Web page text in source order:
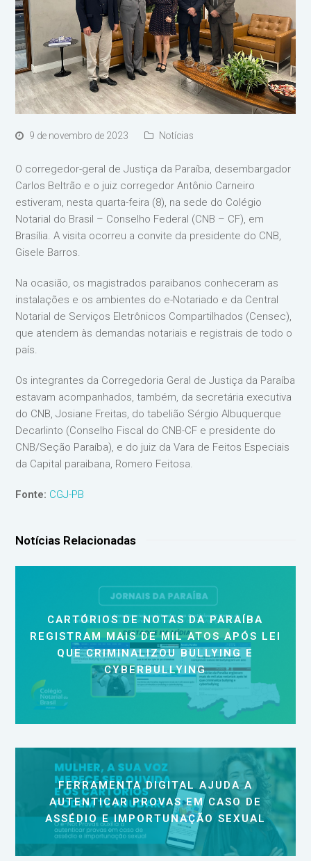
9 de novembro de 2023 Notícias
O corregedor-geral de Justiça da Paraíba, desembargador
Carlos Beltrão e o juiz corregedor Antônio Carneiro
estiveram, nesta quarta-feira (8), na sede do Colégio
Notarial do Brasil – Conselho Federal (CNB – CF), em
Brasília. A visita ocorreu a convite da presidente do CNB,
Gisele Barros.
Na ocasião, os magistrados paraibanos conheceram as
instalações e os ambientes do e-Notariado e da Central
Notarial de Serviços Eletrônicos Compartilhados (Censec),
que atendem às demandas notariais e registrais de todo o
país.
Os integrantes da Corregedoria Geral de Justiça da Paraíba
estavam acompanhados, também, da secretária executiva
do CNB, Josiane Freitas, do tabelião Sérgio Albuquerque
Decarlinto (Conselho Fiscal do CNB-CF e presidente do
CNB/Seção Paraíba), e do juiz da Vara de Feitos Especiais
da Capital paraibana, Romero Feitosa.
Fonte: CGJ-PB
Notícias Relacionadas
CARTÓRIOS DE NOTAS DA PARAÍBA
REGISTRAM MAIS DE MIL ATOS APÓS LEI
QUE CRIMINALIZOU BULLYING E
CYBERBULLYING
FERRAMENTA DIGITAL AJUDA A
AUTENTICAR PROVAS EM CASO DE
ASSÉDIO E IMPORTUNAÇÃO SEXUAL